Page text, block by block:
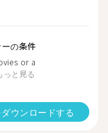
の条件
or a
っと見る
ウンロードする